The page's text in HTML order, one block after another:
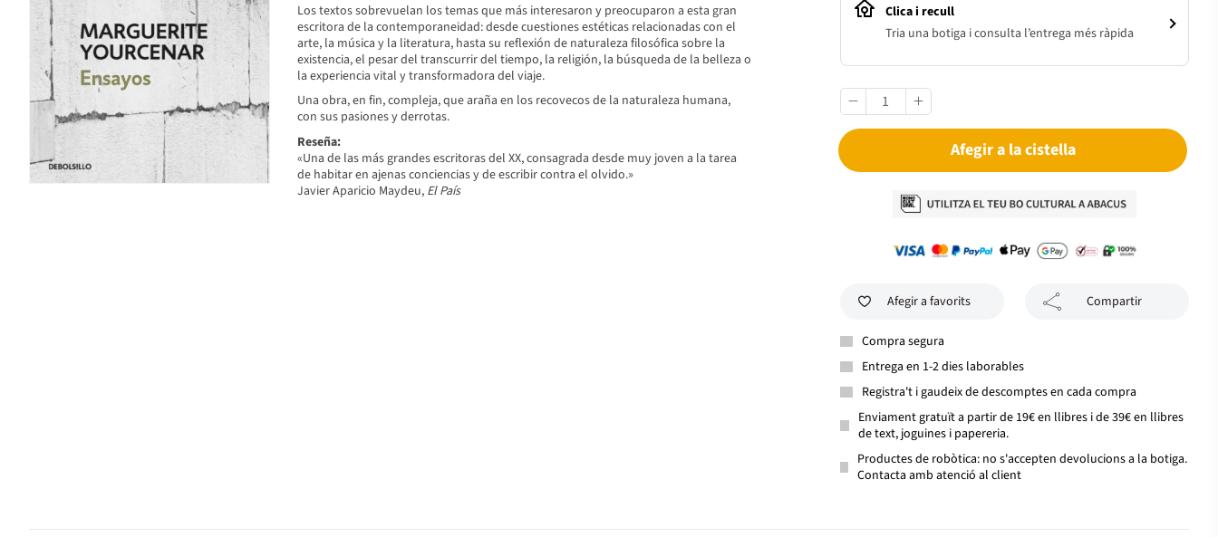
Los textos sobrevuelan los temas que más interesaron y preocuparon a esta gran
escritora de la contemporaneidad: desde cuestiones estéticas relacionadas con el
arte, la música y la literatura, hasta su reflexión de naturaleza filosófica sobre la
existencia, el pesar del transcurrir del tiempo, la religión, la búsqueda de la belleza o
la experiencia vital y transformadora del viaje.
Una obra, en fin, compleja, que araña en los recovecos de la naturaleza humana,
con sus pasiones y derrotas.
Reseña:
«Una de las más grandes escritoras del XX, consagrada desde muy joven a la tarea
de habitar en ajenas conciencias y de escribir contra el olvido.»
Javier Aparicio Maydeu, El País
Clica i recull
Tria una botiga i consulta l’entrega més ràpida
Afegir a la cistella
Afegir a favorits Compartir
Compra segura
Entrega en 1-2 dies laborables
Registra't i gaudeix de descomptes en cada compra
Enviament gratuït a partir de 19€ en llibres i de 39€ en llibres
de text, joguines i papereria.
Productes de robòtica: no s'accepten devolucions a la botiga.
Contacta amb atenció al client